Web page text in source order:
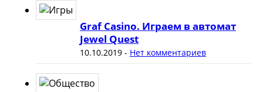
Graf Casino. Играем в автомат
Jewel Quest
10.10.2019- Нет комментариев